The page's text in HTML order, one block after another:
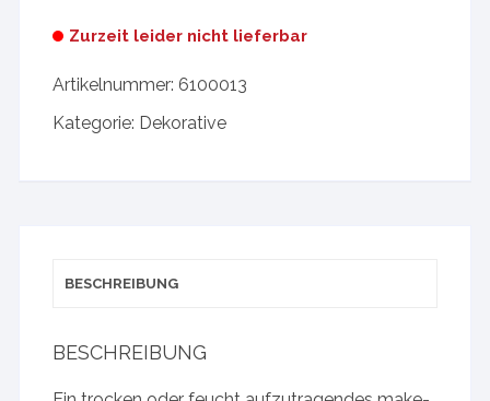
Zurzeit leider nicht lieferbar
Artikelnummer: 6100013
Kategorie: Dekorative
BESCHREIBUNG
BESCHREIBUNG